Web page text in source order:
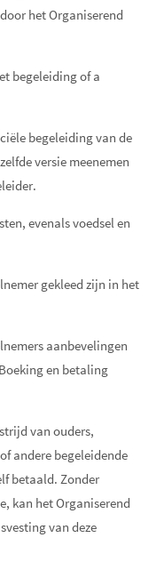
het Organiserend
begeleiding of a
begeleiding van de
versie meenemen
evenals voedsel en
gekleed zijn in het
aanbevelingen
en betaling
van ouders,
andere begeleidende
betaald. Zonder
kan het Organiserend
van deze